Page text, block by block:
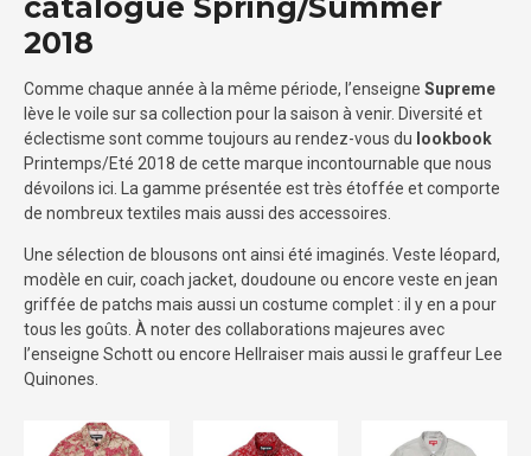
catalogue Spring/Summer
2018
Comme chaque année à la même période, l’enseigne Supreme
lève le voile sur sa collection pour la saison à venir. Diversité et
éclectisme sont comme toujours au rendez-vous du lookbook
Printemps/Eté 2018 de cette marque incontournable que nous
dévoilons ici. La gamme présentée est très étoffée et comporte
de nombreux textiles mais aussi des accessoires.
Une sélection de blousons ont ainsi été imaginés. Veste léopard,
modèle en cuir, coach jacket, doudoune ou encore veste en jean
griffée de patchs mais aussi un costume complet : il y en a pour
tous les goûts. À noter des collaborations majeures avec
l’enseigne Schott ou encore Hellraiser mais aussi le graffeur Lee
Quinones.